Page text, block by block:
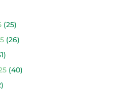
(25)
(26)
(40)